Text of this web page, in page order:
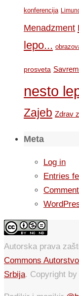
konferencija
Menadzment
lepo...
prosveta
nesto
Zajeb Zdrav
Meta
Log in
Entries
Autorska prava
Commons
Srbija. Copyright by